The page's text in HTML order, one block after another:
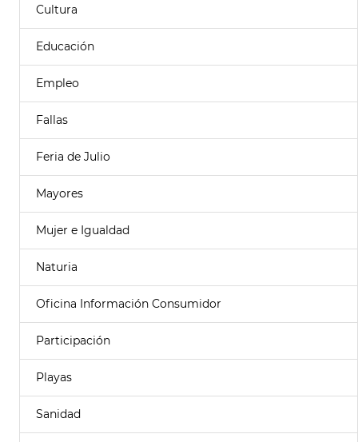
Cultura
Educación
Empleo
Fallas
Feria de Julio
Mayores
Mujer e Igualdad
Naturia
Oficina Información Consumidor
Participación
Playas
Sanidad